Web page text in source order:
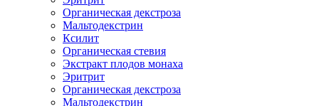
Органическая декстроза
Мальтодекстрин
Ксилит
Органическая стевия
Экстракт плодов монаха
Эритрит
Органическая декстроза
Мальтодекстрин